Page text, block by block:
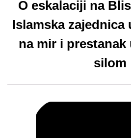
O eskalaciji na
Islamska zajednica
na mir i
silom